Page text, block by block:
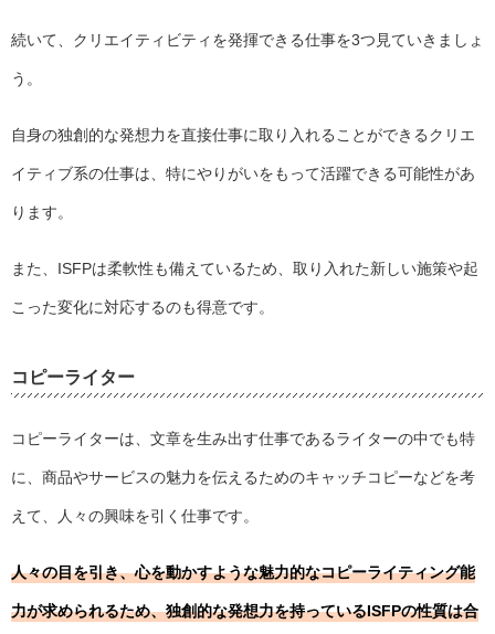
続いて、クリエイティビティを発揮できる仕事を3つ見ていきましょ
う。
自身の独創的な発想力を直接仕事に取り入れることができるクリエ
イティブ系の仕事は、特にやりがいをもって活躍できる可能性があ
ります。
また、ISFPは柔軟性も備えているため、取り入れた新しい施策や起
こった変化に対応するのも得意です。
コピーライター
コピーライターは、文章を生み出す仕事であるライターの中でも特
に、商品やサービスの魅力を伝えるためのキャッチコピーなどを考
えて、人々の興味を引く仕事です。
人々の目を引き、心を動かすような魅力的なコピーライティング能
力が求められるため、独創的な発想力を持っているISFPの性質は合